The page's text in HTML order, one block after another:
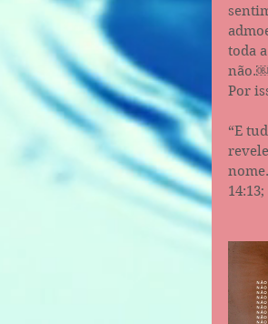
toda
Por
“E